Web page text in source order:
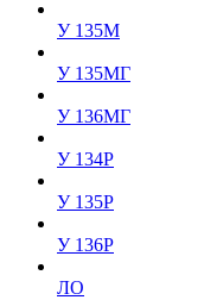
У 135М
У 135МГ
У 136МГ
У 134Р
У 135Р
У 136Р
ЛО